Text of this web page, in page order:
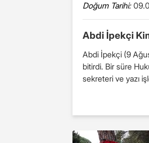
Doğum Tarihi:
Abdi İpekçi
Abdi İpekçi (9
bitirdi. Bir süre
sekreteri ve yazı